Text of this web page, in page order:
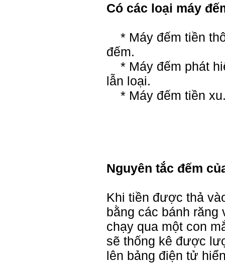
Có các loại máy
* Máy đếm tiền
đếm.
* Máy đếm phát
lẫn loại.
* Máy đếm tiền
Nguyên tắc đếm
Khi tiền được thả
bằng các bánh
chạy qua một con
sẽ thống kê được
lên bảng điện tử